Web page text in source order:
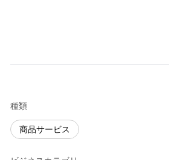
種類
商品サービス